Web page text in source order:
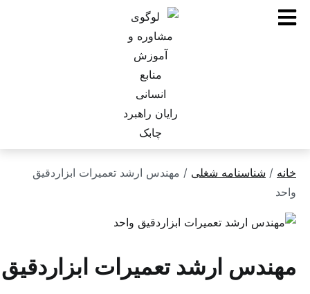
شغلی/ مهندس ارشد تعمیرات ابزاردقیق
ارشد تعمیرات ابزاردقیق واحد